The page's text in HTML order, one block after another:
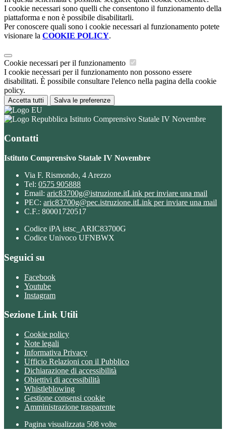
I cookie necessari sono quelli che consentono il funzionamento della
piattaforma e non è possibile disabilitarli.
Per conoscere quali sono i cookie necessari al funzionamento potete
visionare la COOKIE POLICY.
Cookie necessari per il funzionamento
I cookie necessari per il funzionamento non possono essere
disabilitati. È possibile consultare l'elenco nella pagina della cookie
policy.
Accetta tutti Salva le preferenze
Istituto Comprensivo Statale IV Novembre
Contatti
Istituto Comprensivo Statale IV Novembre
Via F. Rismondo, 4 Arezzo
Tel: 0575 905888
Email: aric83700g@istruzione.itLink per inviare una mail
PEC: aric83700g@pec.istruzione.itLink per inviare una mail
C.F.: 80001720517
Codice iPA istsc_ARIC83700G
Codice Univoco UFNBWX
Seguici su
Facebook
Youtube
Instagram
Sezione Link Utili
Cookie policy
Note legali
Informativa Privacy
Ufficio Relazioni con il Pubblico
Dichiarazione di accessibilità
Obiettivi di accessibilità
Whistleblowing
Gestione consensi cookie
Amministrazione trasparente
Pagina visualizzata 508 volte